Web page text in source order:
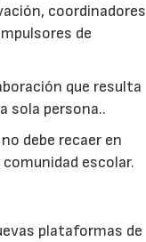
coordinadores
de
que resulta
sola persona..
debe recaer en
escolar.
plataformas de